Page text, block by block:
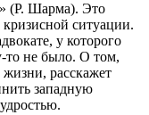
(Р. Шарма). Это
ситуации.
у которого
то не было. О том,
жизни, расскажет
западную